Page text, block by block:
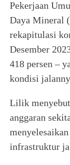
Pekerjaan
Daya Mineral
rekapitulasi
Desember
418 persen –
kondisi
Lilik
anggaran
infrastruktur